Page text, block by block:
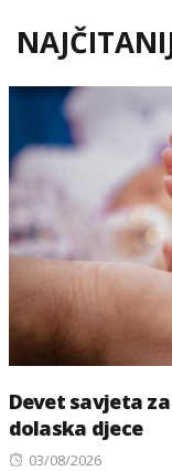
Devet savjeta
dolaska djece
Posted
03/08/2026